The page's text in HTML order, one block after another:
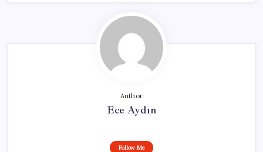
Author
Ece Aydın
Follow Me